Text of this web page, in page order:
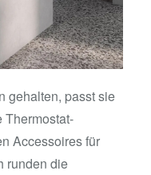
gehalten, passt sie
Thermostat-
Accessoires für
runden die